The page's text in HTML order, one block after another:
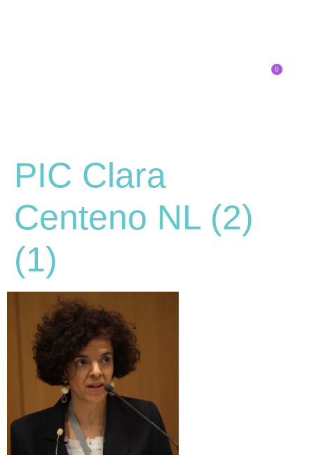
0
PIC Clara
Centeno NL (2)
(1)